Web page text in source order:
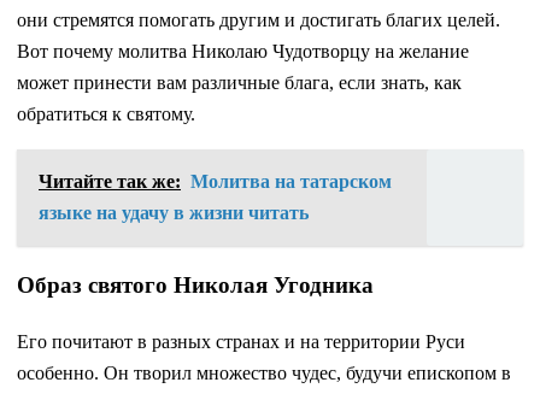
они стремятся помогать другим и достигать благих целей.
Вот почему молитва Николаю Чудотворцу на желание
может принести вам различные блага, если знать, как
обратиться к святому.
Читайте так же: Молитва на татарском
языке на удачу в жизни читать
Образ святого Николая Угодника
Его почитают в разных странах и на территории Руси
особенно. Он творил множество чудес, будучи епископом в